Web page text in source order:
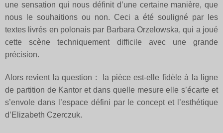
une sensation qui nous définit d’une certaine manière, que
nous le souhaitions ou non. Ceci a été souligné par les
textes livrés en polonais par Barbara Orzelowska, qui a joué
cette scène techniquement difficile avec une grande
précision.
Alors revient la question : la pièce est-elle fidèle à la ligne
de partition de Kantor et dans quelle mesure elle s’écarte et
s’envole dans l’espace défini par le concept et l’esthétique
d’Elizabeth Czerczuk.